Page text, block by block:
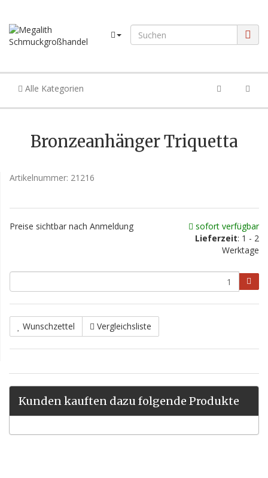
Alle Kategorien
Bronzeanhänger Triquetta
Artikelnummer: 21216
Preise sichtbar nach Anmeldung
sofort verfügbar
Lieferzeit: 1 - 2
Werktage
Wunschzettel Vergleichsliste
Kunden kauften dazu folgende Produkte